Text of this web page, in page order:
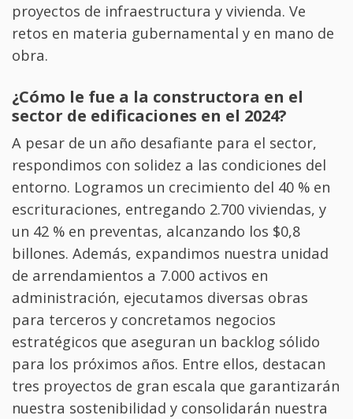
proyectos de infraestructura y vivienda. Ve
retos en materia gubernamental y en mano de
obra.
¿Cómo le fue a la constructora en el
sector de edificaciones en el 2024?
A pesar de un año desafiante para el sector,
respondimos con solidez a las condiciones del
entorno. Logramos un crecimiento del 40 % en
escrituraciones, entregando 2.700 viviendas, y
un 42 % en preventas, alcanzando los $0,8
billones. Además, expandimos nuestra unidad
de arrendamientos a 7.000 activos en
administración, ejecutamos diversas obras
para terceros y concretamos negocios
estratégicos que aseguran un backlog sólido
para los próximos años. Entre ellos, destacan
tres proyectos de gran escala que garantizarán
nuestra sostenibilidad y consolidarán nuestra